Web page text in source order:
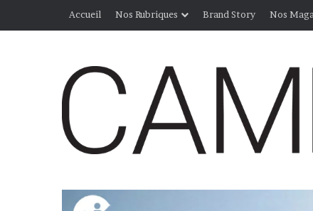
Accueil Nos Rubriques Brand Story Nos